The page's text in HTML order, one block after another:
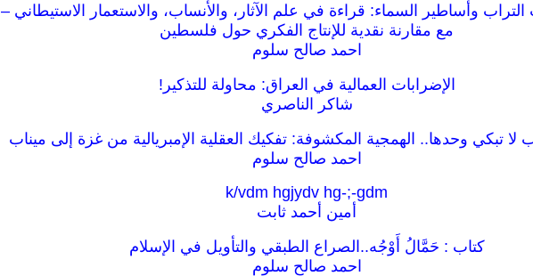
وأساطير السماء: قراءة في علم الآثار، والأنساب، والاستعمار الاستيطاني –
مع مقارنة نقدية للإنتاج الفكري حول فلسطين
احمد صالح سلوم
الإضرابات العمالية في العراق: محاولة للتذكير!
شاكر الناصري
لا تبكي وحدها.. الهمجية المكشوفة: تفكيك العقلية الإمبريالية من غزة إلى ميناب
احمد صالح سلوم
k/vdm hgjydv hg-;-gdm
أمين أحمد ثابت
كتاب : حَمَّالُ أَوْجُه..الصراع الطبقي والتأويل في الإسلام
احمد صالح سلوم